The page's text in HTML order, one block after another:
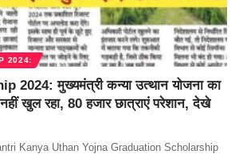
2024:
2024: मुख्यमंत्री कन्या उत्थान योजना का
नहीं खुल रहा, 80 हजार छात्राएं परेशान, देखे
Kanya Uthan Yojna Graduation Scholarship